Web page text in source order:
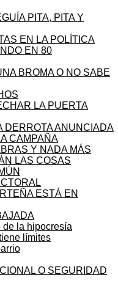
PITA, PITA Y
EN LA POLÍTICA
EN 80
BROMA O NO SABE
LA PUERTA
DERROTA ANUNCIADA
CAMPAÑA
Y NADA MÁS
LAS COSAS
ESTÁ EN
de la hipocresía
límites
O SEGURIDAD